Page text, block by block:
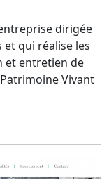
dirigée
qui réalise les
et entretien de
Vivant